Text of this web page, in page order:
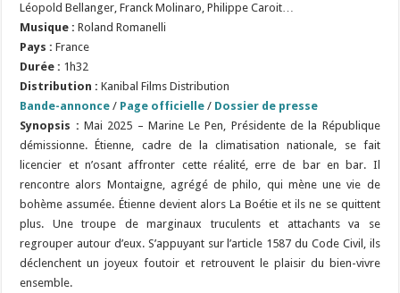
Léopold Bellanger, Franck Molinaro, Philippe Caroit…
Musique : Roland Romanelli
Pays : France
Durée : 1h32
Distribution : Kanibal Films Distribution
Bande-annonce / Page officielle / Dossier de presse
Synopsis : Mai 2025 – Marine Le Pen, Présidente de la République
démissionne. Étienne, cadre de la climatisation nationale, se fait
licencier et n’osant affronter cette réalité, erre de bar en bar. Il
rencontre alors Montaigne, agrégé de philo, qui mène une vie de
bohème assumée. Étienne devient alors La Boétie et ils ne se quittent
plus. Une troupe de marginaux truculents et attachants va se
regrouper autour d’eux. S’appuyant sur l’article 1587 du Code Civil, ils
déclenchent un joyeux foutoir et retrouvent le plaisir du bien-vivre
ensemble.